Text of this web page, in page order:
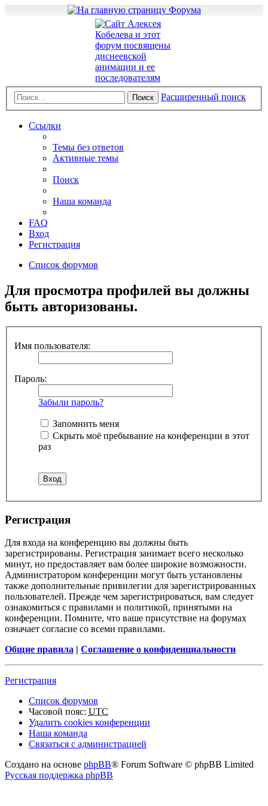
Поиск Расширенный поиск
Ссылки
Темы без ответов
Активные темы
Поиск
Наша команда
FAQ
Вход
Регистрация
Список форумов
Для просмотра профилей вы должны
быть авторизованы.
Имя пользователя:
Пароль:
Забыли пароль?
Запомнить меня
Скрыть моё пребывание на конференции в этот
раз
Регистрация
Для входа на конференцию вы должны быть
зарегистрированы. Регистрация занимает всего несколько
минут, но предоставляет вам более широкие возможности.
Администратором конференции могут быть установлены
также дополнительные привилегии для зарегистрированных
пользователей. Прежде чем зарегистрироваться, вам следует
ознакомиться с правилами и политикой, принятыми на
конференции. Помните, что ваше присутствие на форумах
означает согласие со всеми правилами.
Общие правила | Соглашение о конфиденциальности
Регистрация
Список форумов
Часовой пояс: UTC
Удалить cookies конференции
Наша команда
Связаться с администрацией
Создано на основе phpBB® Forum Software © phpBB Limited
Русская поддержка phpBB